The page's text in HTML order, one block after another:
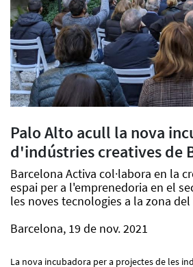
Palo Alto acull la nova
d'indústries creatives de
Barcelona Activa col·labora en la
espai per a l'emprenedoria en el
les noves tecnologies a la zona
Barcelona, 19 de nov. 2021
La nova incubadora per a projectes de les